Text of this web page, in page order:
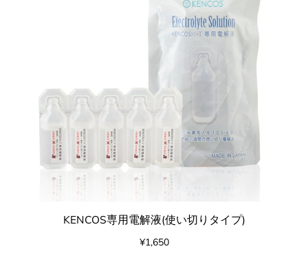
¥1,650
KENCOS専用電解液(使い切りタイプ)